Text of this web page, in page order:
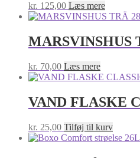
kr. 125,00 Læs mere
MARSVINSHUS
kr. 70,00 Læs mere
VAND FLASKE
kr. 25,00 Tilføj til kurv